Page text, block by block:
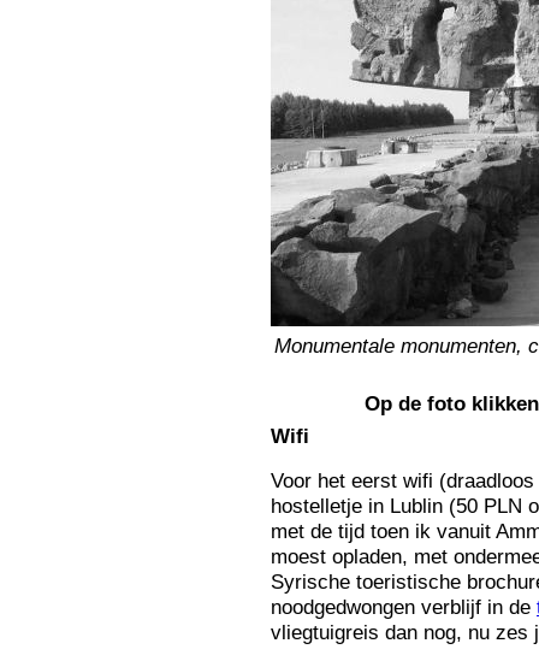
Monumentale monumenten,
Op de foto
Wifi
Voor het eerst wifi
hostelletje in Lublin (50 PLN
met de tijd toen ik vanuit
moest opladen, met
Syrische toeristische
noodgedwongen verblijf in de
vliegtuigreis dan nog, nu zes